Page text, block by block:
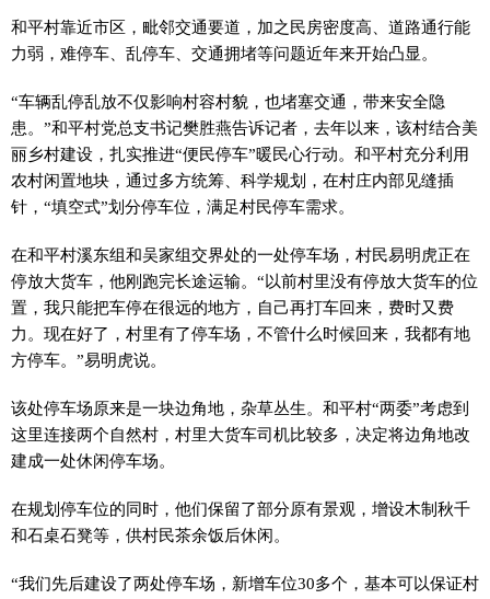
和平村靠近市区，毗邻交通要道，加之民房密度高、道路通行能
力弱，难停车、乱停车、交通拥堵等问题近年来开始凸显。
“车辆乱停乱放不仅影响村容村貌，也堵塞交通，带来安全隐
患。”和平村党总支书记樊胜燕告诉记者，去年以来，该村结合美
丽乡村建设，扎实推进“便民停车”暖民心行动。和平村充分利用
农村闲置地块，通过多方统筹、科学规划，在村庄内部见缝插
针，“填空式”划分停车位，满足村民停车需求。
在和平村溪东组和吴家组交界处的一处停车场，村民易明虎正在
停放大货车，他刚跑完长途运输。“以前村里没有停放大货车的位
置，我只能把车停在很远的地方，自己再打车回来，费时又费
力。现在好了，村里有了停车场，不管什么时候回来，我都有地
方停车。”易明虎说。
该处停车场原来是一块边角地，杂草丛生。和平村“两委”考虑到
这里连接两个自然村，村里大货车司机比较多，决定将边角地改
建成一处休闲停车场。
在规划停车位的同时，他们保留了部分原有景观，增设木制秋千
和石桌石凳等，供村民茶余饭后休闲。
“我们先后建设了两处停车场，新增车位30多个，基本可以保证村